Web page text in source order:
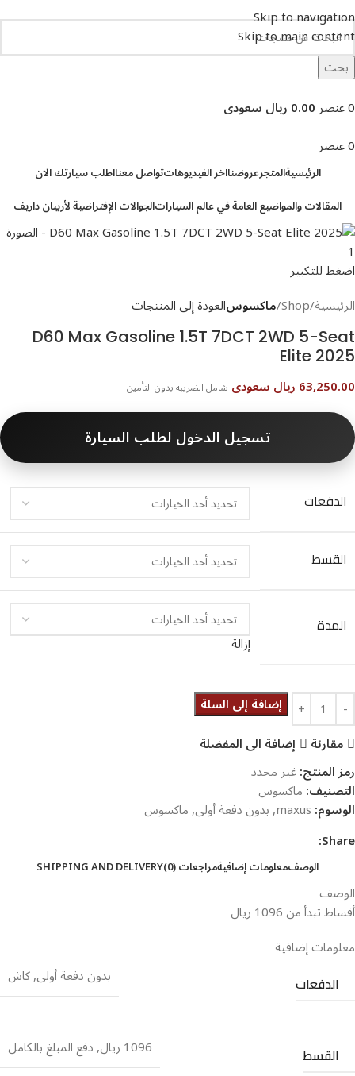
Skip to navigation
Skip to main content
بحث
0عنصر0.00 ريال سعودى
0عنصر
الرئيسيةالمتجرعروضنااخر الفيديوهاتتواصل معنااطلب سيارتك الان
المقالات والمواضيع العامة في عالم السياراتالجوالات الإفتراضية لأربيان داريف
اضغط للتكبير
الرئيسية Shop ماكسوسالعودة إلى المنتجات
D60 Max Gasoline 1.5T 7DCT 2WD 5-Seat
Elite 2025
63,250.00 ريال سعودى شامل الضريبة بدون التأمين
تسجيل الدخول لطلب السيارة
الدفعات
القسط
المدة
إزالة
إضافة إلى السلة
مقارنة
إضافة الى المفضلة
رمز المنتج:غير محدد
التصنيف:ماكسوس
الوسوم:maxus
,بدون دفعة أولى,ماكسوس
Share:
الوصفمعلومات إضافيةمراجعات (0) SHIPPING AND DELIVERY
الوصف
أقساط تبدأ من 1096 ريال
معلومات إضافية
الدفعات بدون دفعة أولى,كاش
القسط 1096 ريال ,دفع المبلغ بالكامل